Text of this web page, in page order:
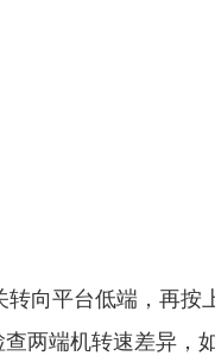
向平台低端，再按
两端机转速差异，